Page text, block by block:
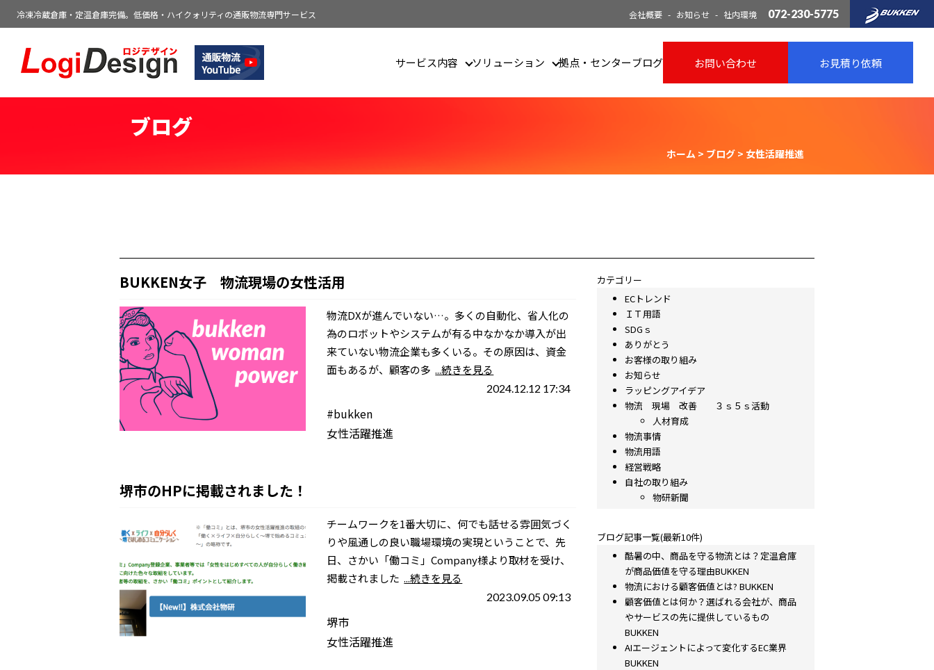
冷凍冷蔵倉庫・定温倉庫完備。低価格・ハイクォリティの通販物流専門サービス 会社概要 お知らせ 社内環境 072-230-5775
通販物流専門 低価格・発送代行のロジデザイン
サービス内容 ソリューション 拠点・センターブログ お問い合わせ お見積り依頼
ブログ
ホーム > ブログ > 女性活躍推進
BUKKEN女子 物流現場の女性活用
物流DXが進んでいない…。多くの自動化、省人化の
為のロボットやシステムが有る中なかなか導入が出
来ていない物流企業も多くいる。その原因は、資金
面もあるが、顧客の多...続きを見る
2024.12.12 17:34
#bukken
女性活躍推進
堺市のHPに掲載されました！
チームワークを1番大切に、何でも話せる雰囲気づく
りや風通しの良い職場環境の実現ということで、先
日、さかい「働コミ」Company様より取材を受け、
掲載されました...続きを見る
2023.09.05 09:13
堺市
女性活躍推進
カテゴリー
ECトレンド
ＩＴ用語
SDGｓ
ありがとう
お客様の取り組み
お知らせ
ラッピングアイデア
物流 現場 改善 ３ｓ５ｓ活動
人材育成
物流事情
物流用語
経営戦略
自社の取り組み
物研新聞
ブログ記事一覧(最新10件)
酷暑の中、商品を守る物流とは？定温倉庫
が商品価値を守る理由BUKKEN
物流における顧客価値とは? BUKKEN
顧客価値とは何か？選ばれる会社が、商品
やサービスの先に提供しているもの
BUKKEN
AIエージェントによって変化するEC業界
BUKKEN